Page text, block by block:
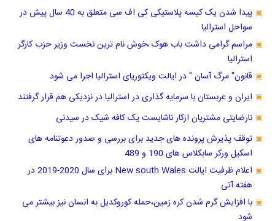
پیدا شدن یک کیسه پلاستیکی کی اف سی متعلق به 40 سال پیش در
سواحل استرالیا
مراسم گرامی داشت باب هوک ،خوش نام ترین نخست وزیر حزب کارگر
استرالیا
قانون" مرگ آسان " در ایالت ویکتوریای استرالیا اجرا می شود
ایران و عربستان با سرمایه گذاری در استرالیا در نزدیکی هم قرار گرفتند
نارضایتی مشتریان ازکار ناشایست یک کافه شیک در سیدنی
توقف پذیرش پرونده های جدید برای بررسی و صدور دعوتنامه های
اسکیل ورکر سابکلاس های 190 و 489
اعلام ظرفیت ایالت New south Wales برای سال 2020-2019 در
هفته آتی
با افزایش گرم شدن کره زمین،حمله کوروکدیل به انسان نیز بیشتر می
شود